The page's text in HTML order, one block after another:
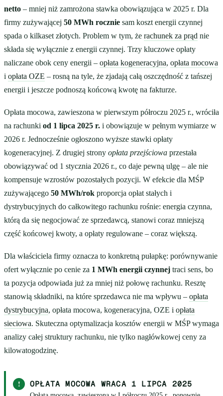
netto – mniej niż zamrożona stawka obowiązująca w 2025 r. Dla
firmy zużywającej 50 MWh rocznie sam koszt energii czynnej
spada o kilkaset złotych. Problem w tym, że rachunek za prąd nie
składa się wyłącznie z energii czynnej. Trzy kluczowe opłaty
naliczane obok ceny energii – opłata kogeneracyjna, opłata mocowa
i opłata OZE – rosną na tyle, że zjadają całą oszczędność z tańszej
energii i jeszcze podnoszą końcową kwotę na fakturze.
Opłata mocowa, zawieszona w pierwszym półroczu 2025 r., wróciła
na rachunki od 1 lipca 2025 r. i obowiązuje w pełnym wymiarze w
2026 r. Jednocześnie ogłoszono wyższe stawki opłaty
kogeneracyjnej. Z drugiej strony opłata przejściowa przestała
obowiązywać od 1 stycznia 2026 r., co daje pewną ulgę – ale nie
kompensuje wzrostów pozostałych pozycji. W efekcie dla MŚP
zużywającego 50 MWh/rok proporcja opłat stałych i
dystrybucyjnych do całkowitego rachunku rośnie: energia czynna,
którą da się negocjować ze sprzedawcą, stanowi coraz mniejszą
część końcowej kwoty, a opłaty regulowane – coraz większą.
Dla właściciela firmy oznacza to konkretną pułapkę: porównywanie
ofert wyłącznie po cenie za 1 MWh energii czynnej traci sens, bo
ta pozycja odpowiada już za mniej niż połowę rachunku. Resztę
stanowią składniki, na które sprzedawca nie ma wpływu – opłata
dystrybucyjna, opłata mocowa, kogeneracyjna, OZE i opłata
sieciowa. Skuteczna optymalizacja kosztów energii w MŚP wymaga
analizy całej struktury rachunku, nie tylko nagłówkowej ceny za
kilowatogodzinę.
! OPŁATA MOCOWA WRACA 1 LIPCA 2025